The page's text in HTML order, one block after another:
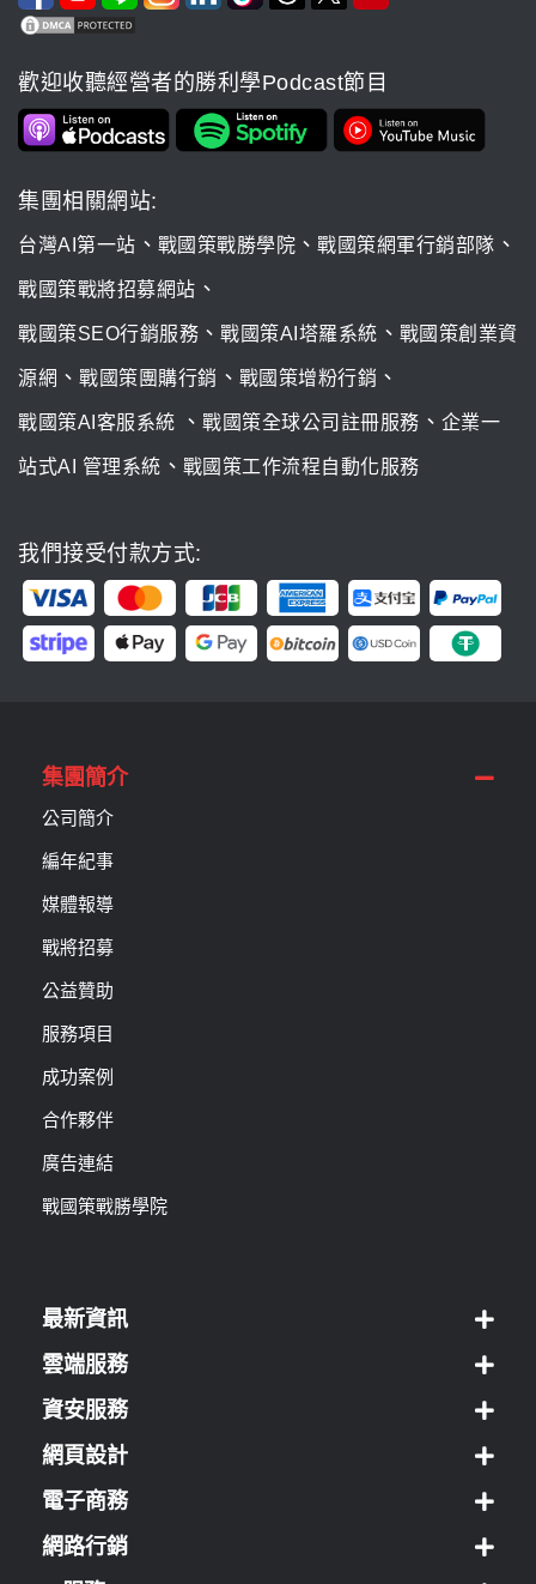
歡迎收聽經營者的勝利學Podcast節目
集團相關網站:
台灣AI第一站 、 戰國策戰勝學院 、 戰國策網軍行銷部隊 、
戰國策戰將招募網站 、
戰國策SEO行銷服務 、 戰國策AI塔羅系統 、 戰國策創業資
源網 、 戰國策團購行銷 、 戰國策增粉行銷 、
戰國策AI客服系統 、 戰國策全球公司註冊服務 、 企業一
站式AI 管理系統 、 戰國策工作流程自動化服務
我們接受付款方式:
集團簡介
公司簡介
編年紀事
媒體報導
戰將招募
公益贊助
服務項目
成功案例
合作夥伴
廣告連結
戰國策戰勝學院
最新資訊
雲端服務
資安服務
網頁設計
電子商務
網路行銷